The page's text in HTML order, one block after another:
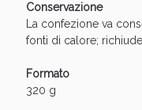
Conservazione
La confezione va
fonti di calore;
Formato
320 g